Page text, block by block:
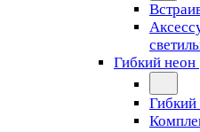
Гибкий неон
Гибкий